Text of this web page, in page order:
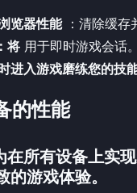
览器性能：清除缓存
：将 用于即时游戏会话。
进入游戏磨练您的技能
的性能
所有设备上实
游戏体验。